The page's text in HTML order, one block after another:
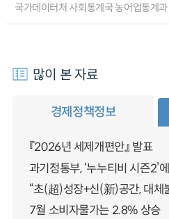
국가데이터처 사회통계국 농어업통계과
많이 본 자료
경제정책정보
『2026년 세제개편안』 발표
과기정통부, ‘누누티비 시즌2’
“초(超)성장+신(新)공간, 대체
7월 소비자물가는 2.8% 상승